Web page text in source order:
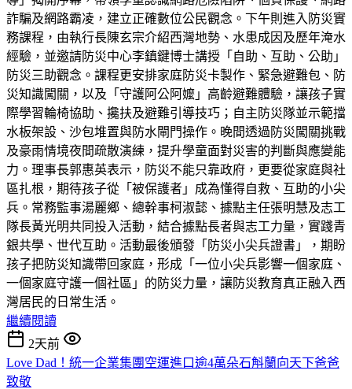
詐騙及網路霸凌，建立正確數位公民觀念。下午則進入防災實
務課程，由執行長陳玄宗介紹西灣地勢、水患成因及歷年淹水
經驗，並邀請防災中心李鎮鍵博士講授「自助、互助、公助」
防災三助觀念。課程更安排家庭防災卡製作、緊急避難包、防
災知識闖關，以及「守護阿公阿嬤」高齡避難體驗，讓孩子實
際學習輪椅協助、攙扶及避難引導技巧；自主防災隊並示範擋
水板架設、沙包堆置與防水閘門操作。晚間透過防災闖關挑戰
及豪雨情境夜間疏散演練，提升學童面對災害的判斷與應變能
力。理事長郭惠英表示，防災不能只靠政府，更要從家庭與社
區扎根，期待孩子從「被保護者」成為懂得自救、互助的小尖
兵。常務監事湯麗鄉、總幹事柯淑懿、據點主任張明慧及志工
隊長黃光明共同投入活動，結合據點長者與志工力量，實踐青
銀共學、世代互助。活動最後頒發「防災小尖兵證書」，期盼
孩子把防災知識帶回家庭，形成「一位小尖兵影響一個家庭、
一個家庭守護一個社區」的防災力量，讓防災教育真正融入西
灣居民的日常生活。
繼續閱讀
2天前
Love Dad！統一企業集團空運進口逾4萬朵石斛蘭向天下爸爸
致敬